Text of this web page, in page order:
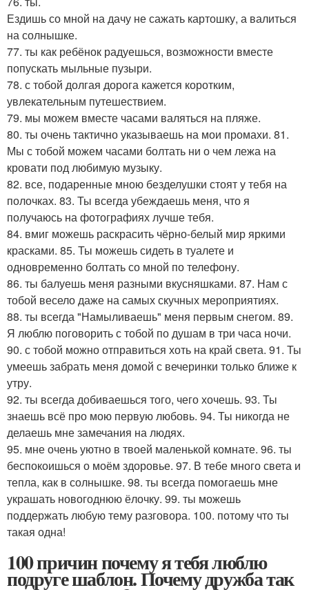
Ездишь со мной на дачу не сажать картошку, а валиться
на солнышке.
77. ты как ребёнок радуешься, возможности вместе
попускать мыльные пузыри.
78. с тобой долгая дорога кажется коротким,
увлекательным путешествием.
79. мы можем вместе часами валяться на пляже.
80. ты очень тактично указываешь на мои промахи. 81.
Мы с тобой можем часами болтать ни о чем лежа на
кровати под любимую музыку.
82. все, подаренные мною безделушки стоят у тебя на
полочках. 83. Ты всегда убеждаешь меня, что я
получаюсь на фотографиях лучше тебя.
84. вмиг можешь раскрасить чёрно-белый мир яркими
красками. 85. Ты можешь сидеть в туалете и
одновременно болтать со мной по телефону.
86. ты балуешь меня разными вкусняшками. 87. Нам с
тобой весело даже на самых скучных мероприятиях.
88. ты всегда "Намыливаешь" меня первым снегом. 89.
Я люблю поговорить с тобой по душам в три часа ночи.
90. с тобой можно отправиться хоть на край света. 91. Ты
умеешь забрать меня домой с вечеринки только ближе к
утру.
92. ты всегда добиваешься того, чего хочешь. 93. Ты
знаешь всё про мою первую любовь. 94. Ты никогда не
делаешь мне замечания на людях.
95. мне очень уютно в твоей маленькой комнате. 96. ты
беспокоишься о моём здоровье. 97. В тебе много света и
тепла, как в солнышке. 98. ты всегда помогаешь мне
украшать новогоднюю ёлочку. 99. ты можешь
поддержать любую тему разговора. 100. потому что ты
такая одна!
100 причин почему я тебя люблю
подруге шаблон. Почему дружба так